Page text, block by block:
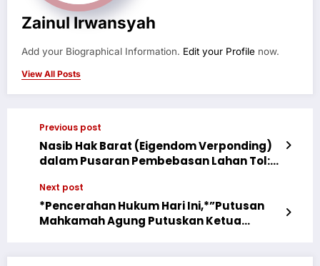
Zainul Irwansyah
Add your Biographical Information. Edit your Profile now.
View All Posts
Previous post
​Nasib Hak Barat (Eigendom Verponding)
dalam Pusaran Pembebasan Lahan Tol:
Next post
*Pencerahan Hukum Hari Ini,*”Putusan
Mahkamah Agung Putuskan Ketua